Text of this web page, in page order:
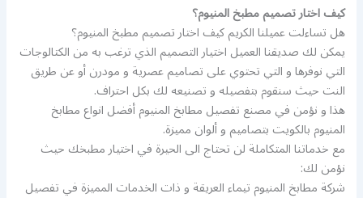
كيف اختار تصميم مطبخ المنيوم؟
هل تساءلت عميلنا الكريم كيف اختار تصميم مطبخ المنيوم؟
يمكن لك صديقنا العميل اختيار التصميم الذي ترغب به من الكتالوجات
التي نوفرها و التي تحتوي على تصاميم عصرية و مودرن أو عن طريق
النت حيث سنقوم بتفصيله و تصنيعه لك بكل احتراف.
هذا و نؤمن في مصنع تفصيل مطابخ المنيوم أفضل انواع مطابخ
المنيوم بالكويت بتصاميم و ألوان مميزة.
مع خدماتنا المتكاملة لن تحتاج الى الحيرة في اختيار مطبخك حيث
نؤمن لك:
شركة مطابخ المنيوم تيماء العريقة و ذات الخدمات المميزة في تفصيل